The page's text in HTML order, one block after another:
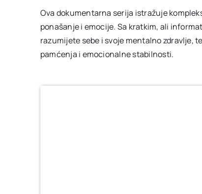
Ova dokumentarna serija istražuje
ponašanje i emocije. Sa kratkim, ali
razumijete sebe i svoje mentalno zdravlje,
pamćenja i emocionalne stabilnosti.